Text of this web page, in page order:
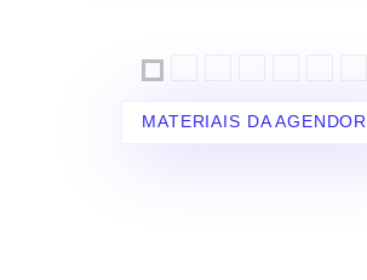
MATERIAIS DA AGENDOR